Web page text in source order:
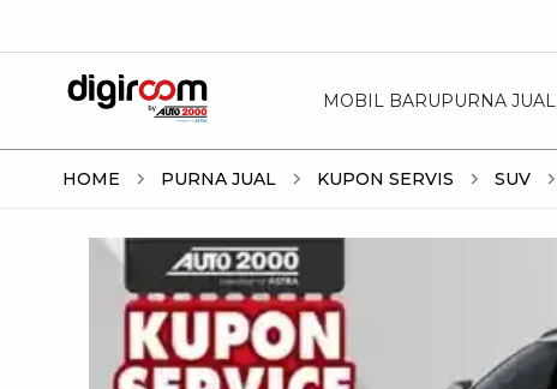
MOBIL BARUPURNA JUAL
HOME PURNA JUAL KUPON SERVIS SUV